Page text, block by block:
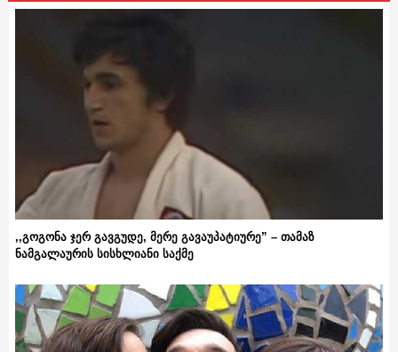
,,გოგონა ჯერ გავგუდე, მერე გავაუპატიურე” – თამაზ
ნამგალაურის სისხლიანი საქმე